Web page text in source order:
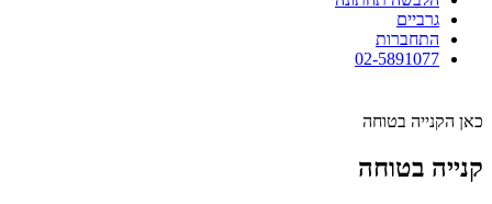
גרביים
התחברות
02-5891077
כאן הקנייה בטוחה
קנייה בטוחה